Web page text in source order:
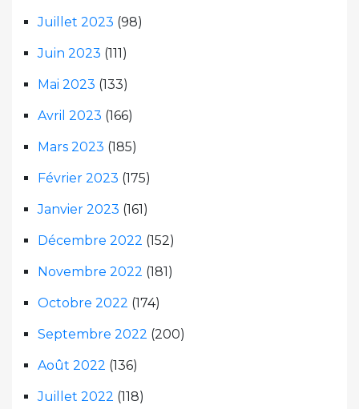
Juillet 2023 (98)
Juin 2023 (111)
Mai 2023 (133)
Avril 2023 (166)
Mars 2023 (185)
Février 2023 (175)
Janvier 2023 (161)
Décembre 2022 (152)
Novembre 2022 (181)
Octobre 2022 (174)
Septembre 2022 (200)
Août 2022 (136)
Juillet 2022 (118)